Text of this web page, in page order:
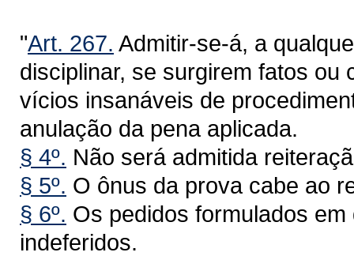
"Art. 267. Admitir-se-á, a
disciplinar, se surgirem fatos ou
vícios insanáveis de
anulação da pena aplicada.
§ 4º. Não será admitida
§ 5º. O ônus da prova cabe ao
§ 6º. Os pedidos formulados
indeferidos.